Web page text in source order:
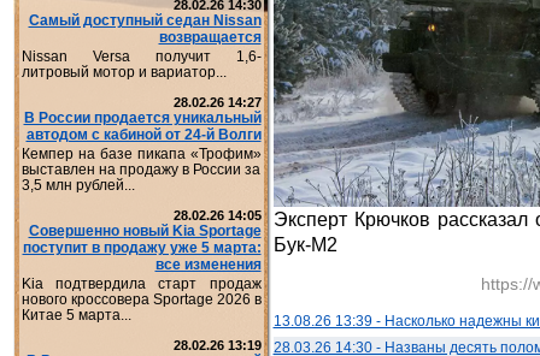
28.02.26 14:30
Самый доступный седан Nissan
возвращается
Nissan Versa получит 1,6-
литровый мотор и вариатор...
28.02.26 14:27
В России продается уникальный
автодом с кабиной от 24-й Волги
Кемпер на базе пикапа «Трофим»
выставлен на продажу в России за
3,5 млн рублей...
28.02.26 14:05
Совершенно новый Kia Sportage
поступит в продажу уже 5 марта:
все изменения
Kia подтвердила старт продаж
нового кроссовера Sportage 2026 в
Китае 5 марта...
28.02.26 13:19
Эксперт Крючков рассказал
Бук-М2
https://
13.08.26 13:39 - Насколько надежны
28.03.26 14:30 - Названы десять